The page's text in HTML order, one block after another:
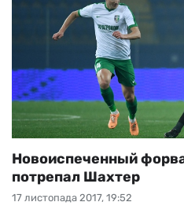
17 листопада 2017, 19:52
Новоиспеченный
потрепал Шахтер